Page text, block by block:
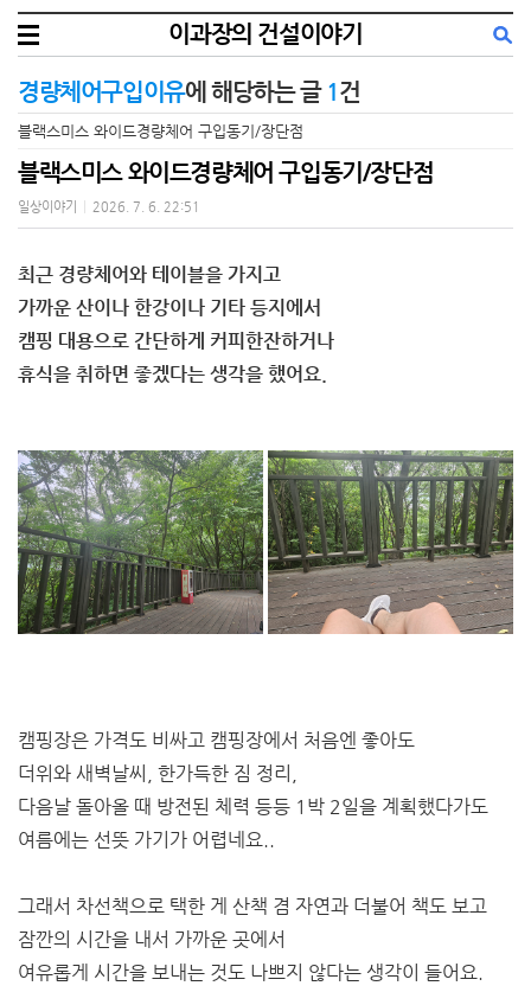
이과장의 건설이야기
경량체어구입이유에 해당하는 글 1건
블랙스미스 와이드경량체어 구입동기/장단점
블랙스미스 와이드경량체어 구입동기/장단점
일상이야기 2026. 7. 6. 22:51
최근 경량체어와 테이블을 가지고
가까운 산이나 한강이나 기타 등지에서
캠핑 대용으로 간단하게 커피한잔하거나
휴식을 취하면 좋겠다는 생각을 했어요.
캠핑장은 가격도 비싸고 캠핑장에서 처음엔 좋아도
더위와 새벽날씨, 한가득한 짐 정리,
다음날 돌아올 때 방전된 체력 등등 1박 2일을 계획했다가도
여름에는 선뜻 가기가 어렵네요..
그래서 차선책으로 택한 게 산책 겸 자연과 더불어 책도 보고
잠깐의 시간을 내서 가까운 곳에서
여유롭게 시간을 보내는 것도 나쁘지 않다는 생각이 들어요.